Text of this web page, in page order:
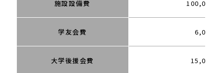
施設設備費 100,000
学友会費 6,000
大学後援会費 15,000